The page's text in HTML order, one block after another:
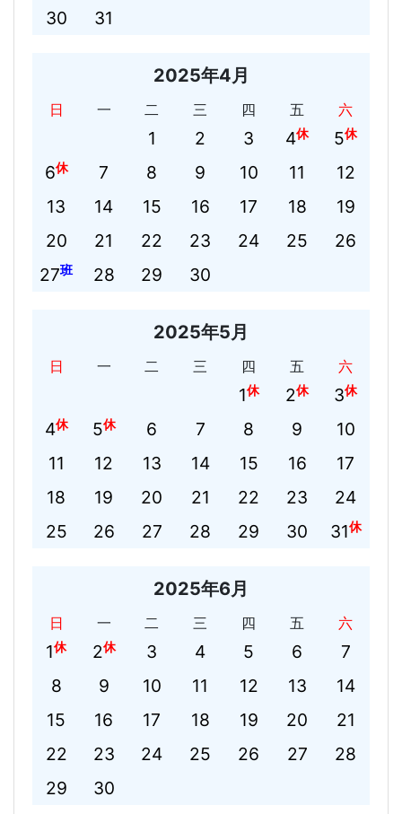
30
31
2025年4月
日 一 二 三 四 五 六
1 2 3 4休 5休
6休 7 8 9 10 11
12
13
14 15 16 17 18
19
20
21 22 23 24 25
26
27班 28 29 30
2025年5月
日 一 二 三 四 五 六
1休 2休 3休
4休 5休 6 7 8 9
10
11
12 13 14 15 16
17
18
19 20 21 22 23
24
25
26 27 28 29 30 31休
2025年6月
日 一 二 三 四 五 六
1休 2休 3 4 5 6
7
8
9 10 11 12 13
14
15
16 17 18 19 20
21
22
23 24 25 26 27
28
29
30